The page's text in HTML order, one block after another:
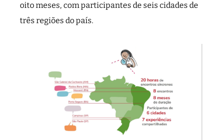
oito meses, com participantes de seis cidades de
três regiões do país.